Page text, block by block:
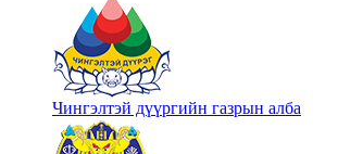
Чингэлтэй дүүргийн газрын алба